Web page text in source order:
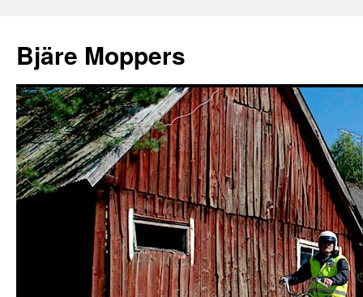
Bjäre Moppers